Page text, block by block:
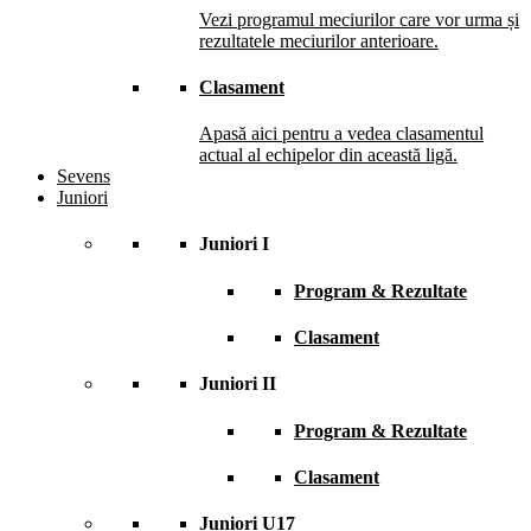
Vezi programul meciurilor care vor urma și
rezultatele meciurilor anterioare.
Clasament
Apasă aici pentru a vedea clasamentul
actual al echipelor din această ligă.
Sevens
Juniori
Juniori I
Program & Rezultate
Clasament
Juniori II
Program & Rezultate
Clasament
Juniori U17